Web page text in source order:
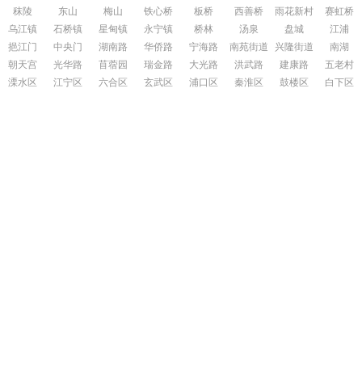
秣陵
东山 梅山 铁心桥 板桥 西善桥 雨花新村
赛虹桥
乌江镇
石桥镇 星甸镇 永宁镇 桥林 汤泉 盘城
江浦
挹江门
中央门 湖南路 华侨路 宁海路 南苑街道 兴隆街道
南湖
朝天宫
光华路 苜蓿园 瑞金路 大光路 洪武路 建康路
五老村
溧水区
江宁区 六合区 玄武区 浦口区 秦淮区 鼓楼区 白下区